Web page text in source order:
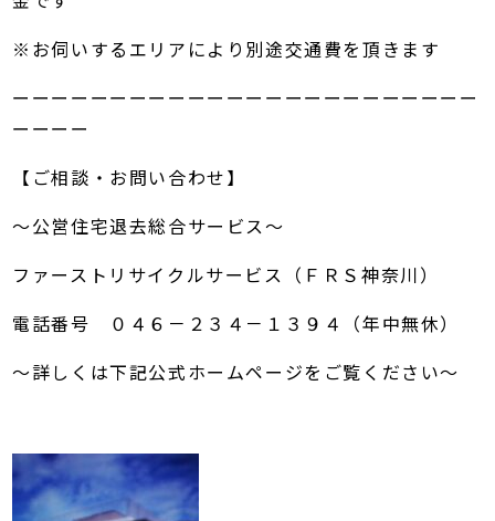
※お伺いするエリアにより別途交通費を頂きます
ーーーーーーーーーーーーーーーーーーーーーーーー
ーーーー
【ご相談・お問い合わせ】
～公営住宅退去総合サービス～
ファーストリサイクルサービス（ＦＲＳ神奈川）
電話番号 ０４６－２３４－１３９４（年中無休）
～詳しくは下記公式ホームページをご覧ください～